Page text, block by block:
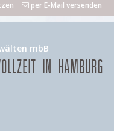
per E-Mail versenden
mbB
IN HAMBURG